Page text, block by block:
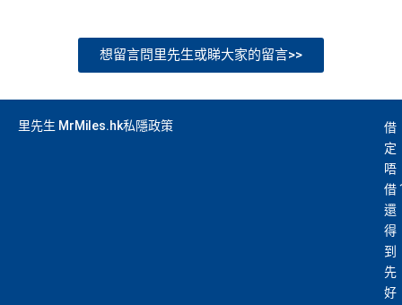
想留言問里先生或睇大家的留言>>
里先生 MrMiles.hk私隱政策
借
定
唔
借
還
得
到
先
好